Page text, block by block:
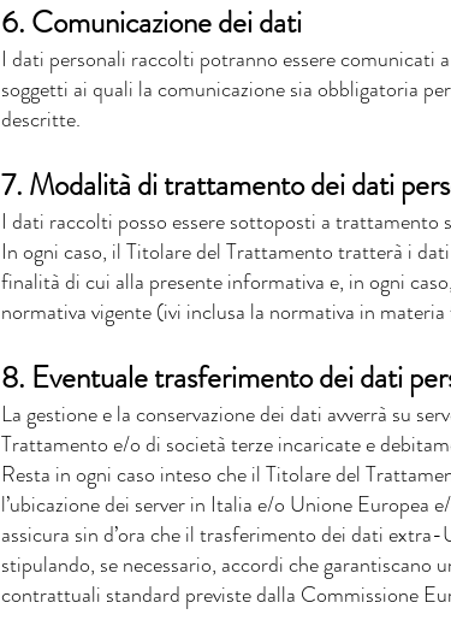
6. Comunicazione dei dati
I dati personali raccolti potranno essere comunicati
soggetti ai quali la comunicazione sia obbligatoria
descritte.
7. Modalità di trattamento dei dati
I dati raccolti posso essere sottoposti a
In ogni caso, il Titolare del Trattamento tratterà i
finalità di cui alla presente informativa e, in ogni
normativa vigente (ivi inclusa la normativa in materia
8. Eventuale trasferimento dei dati
La gestione e la conservazione dei dati avverrà su
Trattamento e/o di società terze incaricate e
Resta in ogni caso inteso che il Titolare del
l’ubicazione dei server in Italia e/o Unione
assicura sin d’ora che il trasferimento dei dati
stipulando, se necessario, accordi che
contrattuali standard previste dalla Commissione